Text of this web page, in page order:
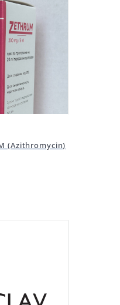
(Azithromycin)